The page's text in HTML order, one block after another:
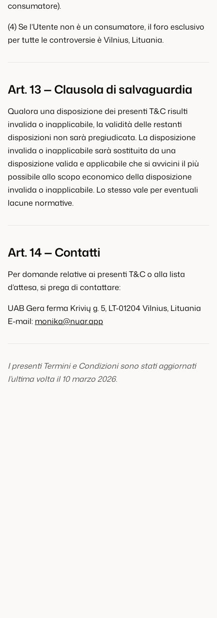
consumatore).
(4) Se l’Utente non è un consumatore, il foro esclusivo
per tutte le controversie è Vilnius, Lituania.
Art. 13 — Clausola di salvaguardia
Qualora una disposizione dei presenti T&C risulti
invalida o inapplicabile, la validità delle restanti
disposizioni non sarà pregiudicata. La disposizione
invalida o inapplicabile sarà sostituita da una
disposizione valida e applicabile che si avvicini il più
possibile allo scopo economico della disposizione
invalida o inapplicabile. Lo stesso vale per eventuali
lacune normative.
Art. 14 — Contatti
Per domande relative ai presenti T&C o alla lista
d’attesa, si prega di contattare:
UAB Gera ferma Krivių g. 5, LT-01204 Vilnius, Lituania
E-mail: monika@nuar.app
I presenti Termini e Condizioni sono stati aggiornati
l’ultima volta il 10 marzo 2026.